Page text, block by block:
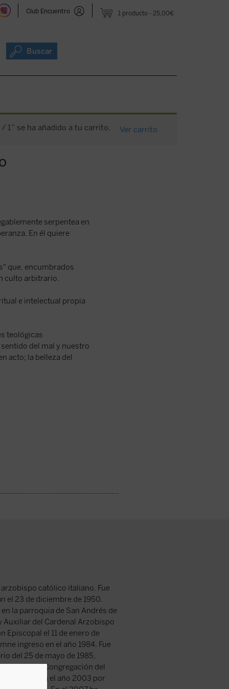
1 producto 25,00€
Club Encuentro
Buscar
1” se ha añadido a tu carrito. Ver carrito
serpentea en
En él quiere
que, encumbrados
culto arbitrario.
e intelectual propia
teológicas
del mal y nuestro
acto; la belleza del
católico italiano. Fue
el 23 de diciembre de 1950.
la parroquia de San Andrés de
Auxiliar del Cardenal Arzobispo
Episcopal el 11 de enero de
ingreso en el año 1984. Fue
del 25 de mayo de 1985,
de la Congregación del
se retiró en el año 2003 por